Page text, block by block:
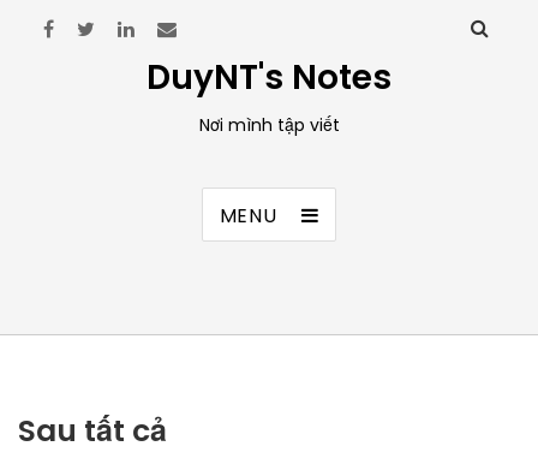
DuyNT's Notes
Nơi mình tập viết
MENU
Sau tất cả